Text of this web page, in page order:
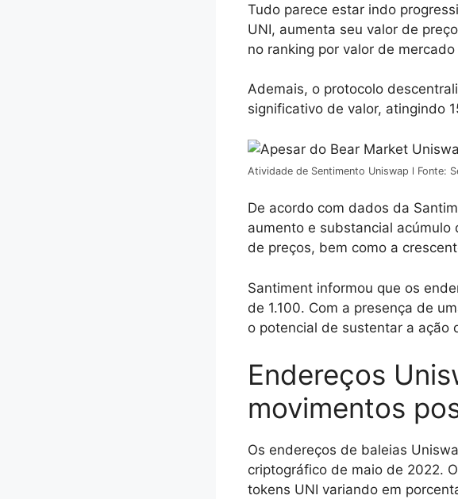
Tudo parece estar indo
UNI, aumenta seu valor de
no ranking por valor de
Ademais, o protocolo
significativo de valor, atingindo
Atividade de Sentimento Uniswap l Fonte:
De acordo com dados da
aumento e substancial
de preços, bem como a
Santiment informou que os
de 1.100. Com a presença de
o potencial de sustentar a ação
Endereços
movimentos
Os endereços de baleias
criptográfico de maio de 2022.
tokens UNI variando em